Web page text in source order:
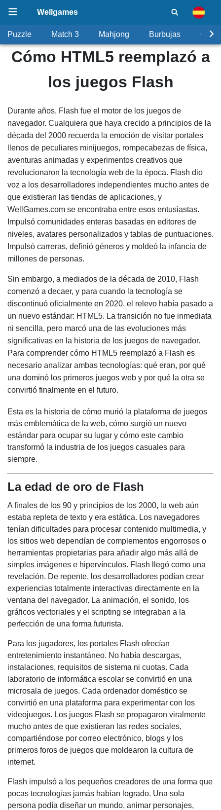
Wellgames
Puzzle Match 3 Mahjong Burbujas
Cómo HTML5 reemplazó a
los juegos Flash
Durante años, Flash fue el motor de los juegos de
navegador. Cualquiera que haya crecido a principios de la
década del 2000 recuerda la emoción de visitar portales
llenos de peculiares minijuegos, rompecabezas de física,
aventuras animadas y experimentos creativos que
revolucionaron la tecnología web de la época. Flash dio
voz a los desarrolladores independientes mucho antes de
que existieran las tiendas de aplicaciones, y
WellGames.com se encontraba entre esos entusiastas.
Impulsó comunidades enteras basadas en editores de
niveles, avatares personalizados y tablas de puntuaciones.
Impulsó carreras, definió géneros y moldeó la infancia de
millones de personas.
Sin embargo, a mediados de la década de 2010, Flash
comenzó a decaer, y para cuando la tecnología se
discontinuó oficialmente en 2020, el relevo había pasado a
un nuevo estándar: HTML5. La transición no fue inmediata
ni sencilla, pero marcó una de las evoluciones más
significativas en la historia de los juegos de navegador.
Para comprender cómo HTML5 reemplazó a Flash es
necesario analizar ambas tecnologías: qué eran, por qué
una dominó los primeros juegos web y por qué la otra se
convirtió finalmente en el futuro.
Esta es la historia de cómo murió la plataforma de juegos
más emblemática de la web, cómo surgió un nuevo
estándar para ocupar su lugar y cómo este cambio
transformó la industria de los juegos casuales para
siempre.
La edad de oro de Flash
A finales de los 90 y principios de los 2000, la web aún
estaba repleta de texto y era estática. Los navegadores
tenían dificultades para procesar contenido multimedia, y
los sitios web dependían de complementos engorrosos o
herramientas propietarias para añadir algo más allá de
simples imágenes e hipervínculos. Flash llegó como una
revelación. De repente, los desarrolladores podían crear
experiencias totalmente interactivas directamente en la
ventana del navegador. La animación, el sonido, los
gráficos vectoriales y el scripting se integraban a la
perfección de una forma futurista.
Para los jugadores, los portales Flash ofrecían
entretenimiento instantáneo. No había descargas,
instalaciones, requisitos de sistema ni cuotas. Cada
laboratorio de informática escolar se convirtió en una
microsala de juegos. Cada ordenador doméstico se
convirtió en una plataforma para experimentar con los
videojuegos. Los juegos Flash se propagaron viralmente
mucho antes de que existieran las redes sociales,
compartiéndose por correo electrónico, blogs y los
primeros foros de juegos que moldearon la cultura de
internet.
Flash impulsó a los pequeños creadores de una forma que
pocas tecnologías jamás habían logrado. Una sola
persona podía diseñar un mundo, animar personajes,